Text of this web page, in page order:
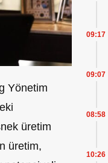
Yönetim
üretim
üretim,
09:17
09:07
08:58
10:26